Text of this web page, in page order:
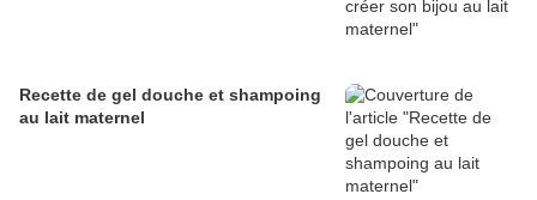
Recette de gel douche et shampoing
au lait maternel